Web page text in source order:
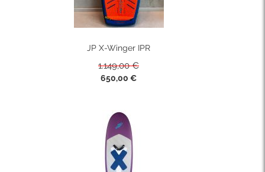
JP X-Winger IPR
1.149,00 €
Sonderpreis
650,00 €